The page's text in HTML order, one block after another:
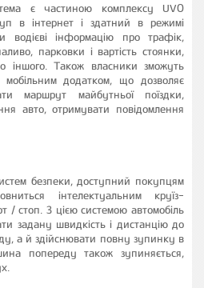
є частиною комплексу UVO
в інтернет і здатний в режимі
водієві інформацію про трафік,
парковки і вартість стоянки,
іншого. Також власники зможуть
мобільним додатком, що дозволяє
маршрут майбутньої поїздки,
авто, отримувати повідомлення
безпеки, доступний покупцям
інтелектуальним круїз-
/ стоп. З цією системою автомобіль
задану швидкість і дистанцію до
а й здійснювати повну зупинку в
попереду також зупиняється,